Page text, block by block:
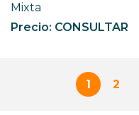
Mixta
Precio: CONSULTAR
Página
1 2